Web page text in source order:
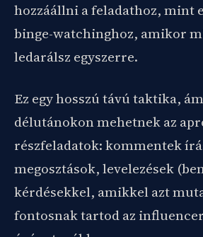
hozzáállni a feladathoz, mint
binge-watchinghoz, amikor
ledarálsz egyszerre.
Ez egy hosszú távú taktika,
délutánokon mehetnek az
részfeladatok: kommentek
megosztások, levelezések
kérdésekkel, amikkel azt
fontosnak tartod az